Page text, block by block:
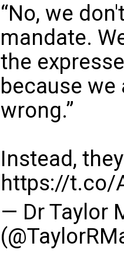
“No, we
mandate.
the
because
wrong.”
Instead,
https://t.co/
— Dr Taylor